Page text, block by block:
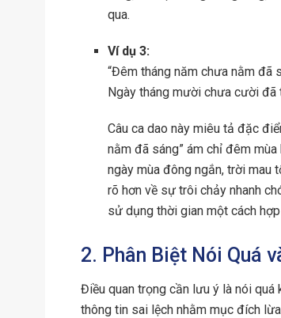
qua.
Ví dụ 3:
“Đêm tháng năm chưa nằm đã
Ngày tháng mười chưa cười đã
Câu ca dao này miêu tả đặc
nằm đã sáng” ám chỉ đêm
ngày mùa đông ngắn, trời mau
rõ hơn về sự trôi chảy nhanh
sử dụng thời gian một cách hợp
2. Phân Biệt Nói Quá
Điều quan trọng cần lưu ý là nói
thông tin sai lệch nhằm mục đích